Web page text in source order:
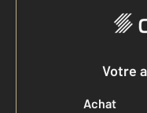
Votre
Achat